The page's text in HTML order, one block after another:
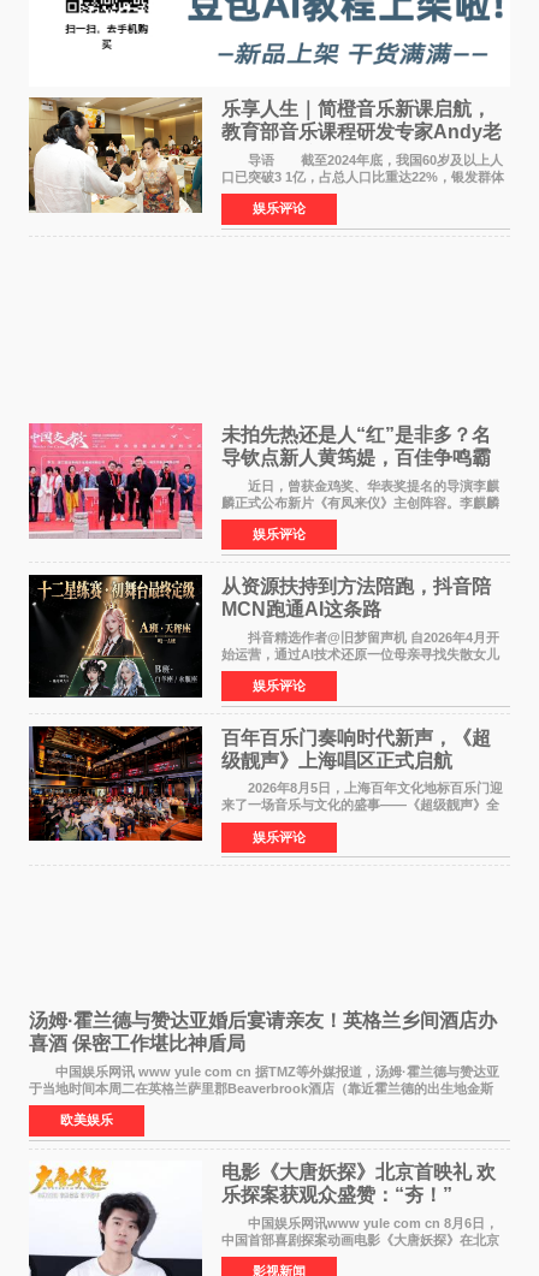
乐享人生｜简橙音乐新课启航，
教育部音乐课程研发专家Andy老
师重磅入驻领航银龄琴声
导语 截至2024年底，我国60岁及以上人
口已突破3 1亿，占总人口比重达22%，银发群体
的精神文化需求日益凸显。2024年1月，国务院办
公厅印发《关于发展银发经济增进老年人福祉的
意见》——这是
娱乐评论
未拍先热还是人“红”是非多？名
导钦点新人黄筠媞，百佳争鸣霸
气回应
近日，曾获金鸡奖、华表奖提名的导演李麒
麟正式公布新片《有凤来仪》主创阵容。李麒麟
早年凭电影《华容道》获得金鸡奖、华表奖提
名，此后长期参与国内外电影制作，其担任制片
人参与的作品亦曾
娱乐评论
从资源扶持到方法陪跑，抖音陪
MCN跑通AI这条路
抖音精选作者@旧梦留声机 自2026年4月开
始运营，通过AI技术还原一位母亲寻找失散女儿
的故事，凭借强情感表达获得大量用户关注，发
布仅21小时便获得超1亿曝光、超1000万互动。
此后，账号持续沿
娱乐评论
百年百乐门奏响时代新声，《超
级靓声》上海唱区正式启航
2026年8月5日，上海百年文化地标百乐门迎
来了一场音乐与文化的盛事——《超级靓声》全
国励志音乐公益节目上海唱区新闻发布会暨启动
仪式在此隆重举行。各界领导、嘉宾与媒体朋友
齐聚一堂，共同
娱乐评论
汤姆·霍兰德与赞达亚婚后宴请亲友！英格兰乡间酒店办
喜酒 保密工作堪比神盾局
中国娱乐网讯 www yule com cn 据TMZ等外媒报道，汤姆·霍兰德与赞达亚
于当地时间本周二在英格兰萨里郡Beaverbrook酒店（靠近霍兰德的出生地金斯
顿）举办婚宴，邀请家人与朋友们喝喜酒，庆祝
欧美娱乐
电影《大唐妖探》北京首映礼 欢
乐探案获观众盛赞：“夯！”
中国娱乐网讯www yule com cn 8月6日，
中国首部喜剧探案动画电影《大唐妖探》在北京
举办电影首映礼。导演程腾、联合导演黄珉、总
影视新闻